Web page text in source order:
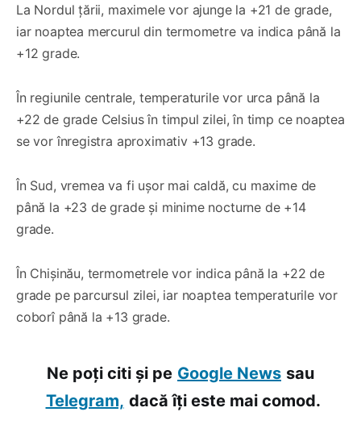
La Nordul țării, maximele vor ajunge la +21 de grade,
iar noaptea mercurul din termometre va indica până la
+12 grade.
În regiunile centrale, temperaturile vor urca până la
+22 de grade Celsius în timpul zilei, în timp ce noaptea
se vor înregistra aproximativ +13 grade.
În Sud, vremea va fi ușor mai caldă, cu maxime de
până la +23 de grade și minime nocturne de +14
grade.
În Chișinău, termometrele vor indica până la +22 de
grade pe parcursul zilei, iar noaptea temperaturile vor
coborî până la +13 grade.
Ne poți citi și pe Google News sau
Telegram, dacă îți este mai comod.